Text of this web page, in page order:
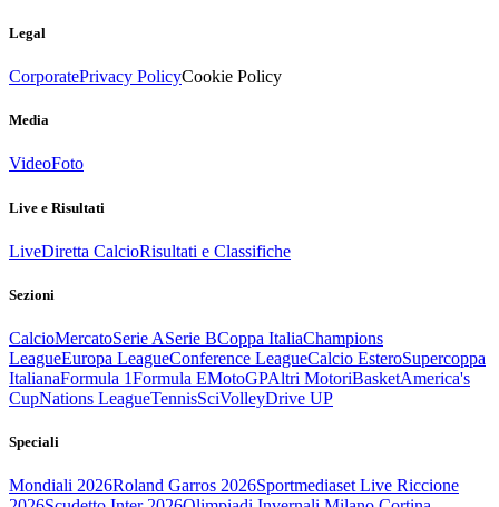
Legal
CorporatePrivacy PolicyCookie Policy
Media
VideoFoto
Live e Risultati
LiveDiretta CalcioRisultati e Classifiche
Sezioni
CalcioMercatoSerie ASerie BCoppa ItaliaChampions
LeagueEuropa LeagueConference LeagueCalcio EsteroSupercoppa
ItalianaFormula 1Formula EMotoGPAltri MotoriBasketAmerica's
CupNations LeagueTennisSciVolleyDrive UP
Speciali
Mondiali 2026Roland Garros 2026Sportmediaset Live Riccione